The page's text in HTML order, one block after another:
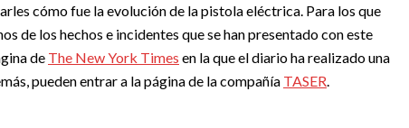
cómo fue la evolución de la pistola eléctrica. Para los que
de los hechos e incidentes que se han presentado con este
de The New York Times en la que el diario ha realizado una
pueden entrar a la página de la compañía TASER.